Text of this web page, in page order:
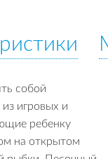
собой
игровых и
ребенку
на открытом